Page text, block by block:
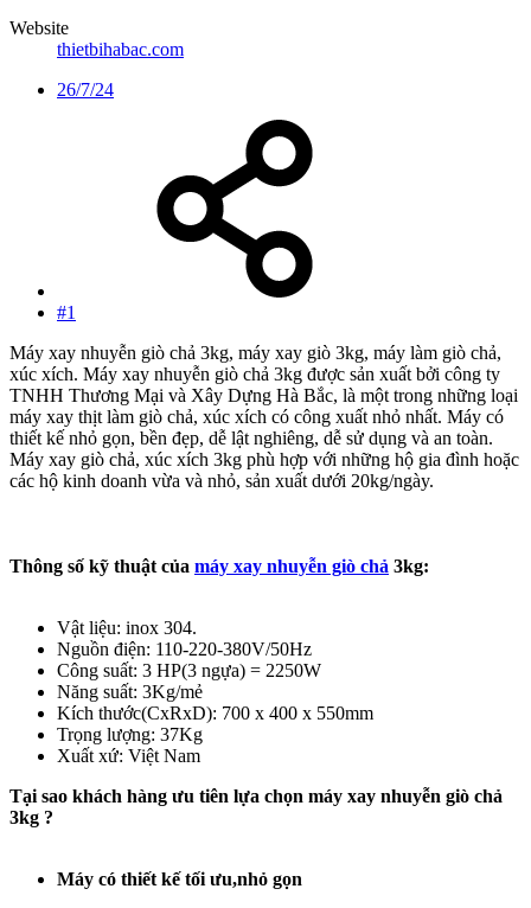
Website
thietbihabac.com
26/7/24
#1
Máy xay nhuyễn giò chả 3kg, máy xay giò 3kg, máy làm giò chả,
xúc xích. Máy xay nhuyễn giò chả 3kg được sản xuất bởi công ty
TNHH Thương Mại và Xây Dựng Hà Bắc, là một trong những loại
máy xay thịt làm giò chả, xúc xích có công xuất nhỏ nhất. Máy có
thiết kế nhỏ gọn, bền đẹp, dễ lật nghiêng, dễ sử dụng và an toàn.
Máy xay giò chả, xúc xích 3kg phù hợp với những hộ gia đình hoặc
các hộ kinh doanh vừa và nhỏ, sản xuất dưới 20kg/ngày.
Thông số kỹ thuật của máy xay nhuyễn giò chả 3kg:
Vật liệu: inox 304.
Nguồn điện: 110-220-380V/50Hz
Công suất: 3 HP(3 ngựa) = 2250W
Năng suất: 3Kg/mẻ
Kích thước(CxRxD): 700 x 400 x 550mm
Trọng lượng: 37Kg
Xuất xứ: Việt Nam
Tại sao khách hàng ưu tiên lựa chọn máy xay nhuyễn giò chả
3kg ?
Máy có thiết kế tối ưu,nhỏ gọn